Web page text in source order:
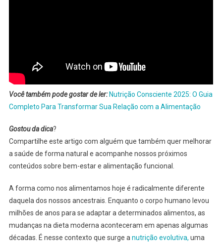
Você também pode gostar de ler: Nutrição Consciente 2025: O Guia
Completo Para Transformar Sua Relação com a Alimentação
Gostou da dica?
Compartilhe este artigo com alguém que também quer melhorar
a saúde de forma natural e acompanhe nossos próximos
conteúdos sobre bem-estar e alimentação funcional.
A forma como nos alimentamos hoje é radicalmente diferente
daquela dos nossos ancestrais. Enquanto o corpo humano levou
milhões de anos para se adaptar a determinados alimentos, as
mudanças na dieta moderna aconteceram em apenas algumas
décadas. É nesse contexto que surge a nutrição evolutiva, uma